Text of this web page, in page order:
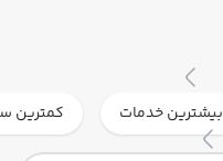
بیشترین خدمات کمترین